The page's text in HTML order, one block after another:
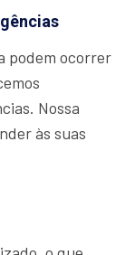
podem ocorrer
Nossa
às suas